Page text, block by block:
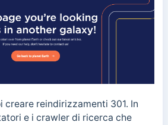
creare reindirizzamenti 301. In
e i crawler di ricerca che